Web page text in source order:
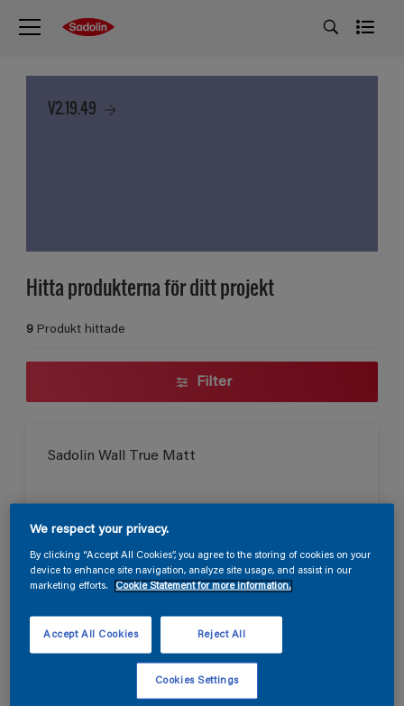
V2.19.49
Hitta produkterna för ditt projekt
9 Produkt hittade
Filter
Sadolin Wall True Matt
Svanen
We respect your privacy.
By clicking “Accept All Cookies”, you agree to the storing of cookies on your
device to enhance site navigation, analyze site usage, and assist in our
marketing efforts.
Cookie Statement for more information.
Reject All
Accept All Cookies
Cookies Settings